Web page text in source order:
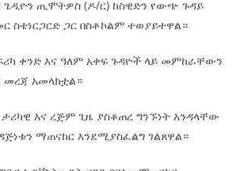
ጌዲዮን ጢሞትዎስ (ዶ/ር) ከስዊድን የውጭ ጉዳይ
ስቴነርጋርድ ጋር በስቶኮልም ተወያይተዋል።
ቀንድ እና ዓለም አቀፍ ጉዳዮች ላይ መምከራቸውን
መረጃ አመላክቷል።
እና ረጅም ጊዜ ያስቆጠረ ግንኙነት እንዳላቸው
ማጠናከር እንደሚያስፈልግ ገልጸዋል።